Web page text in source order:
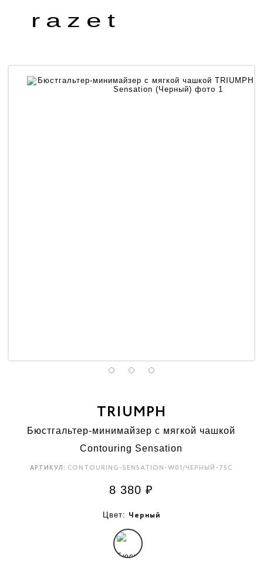
razet
TRIUMPH
Бюстгальтер-минимайзер с мягкой чашкой
Contouring Sensation
АРТИКУЛ: CONTOURING-SENSATION-W01/ЧЕРНЫЙ-75C
8 380 ₽
Цвет: Черный